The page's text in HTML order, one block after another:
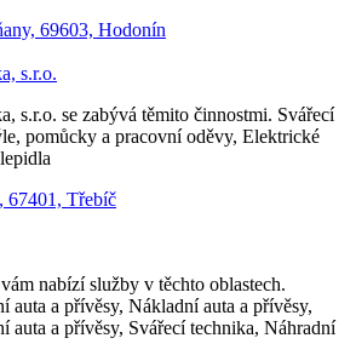
69603, Hodonín
s.r.o.
s.r.o. se zabývá těmito činnostmi. Svářecí
pomůcky a pracovní oděvy, Elektrické
67401, Třebíč
nabízí služby v těchto oblastech.
auta a přívěsy, Nákladní auta a přívěsy,
auta a přívěsy, Svářecí technika, Náhradní